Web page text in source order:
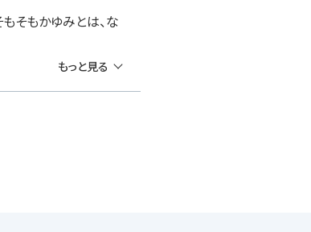
そもかゆみとは、な
もっと見る